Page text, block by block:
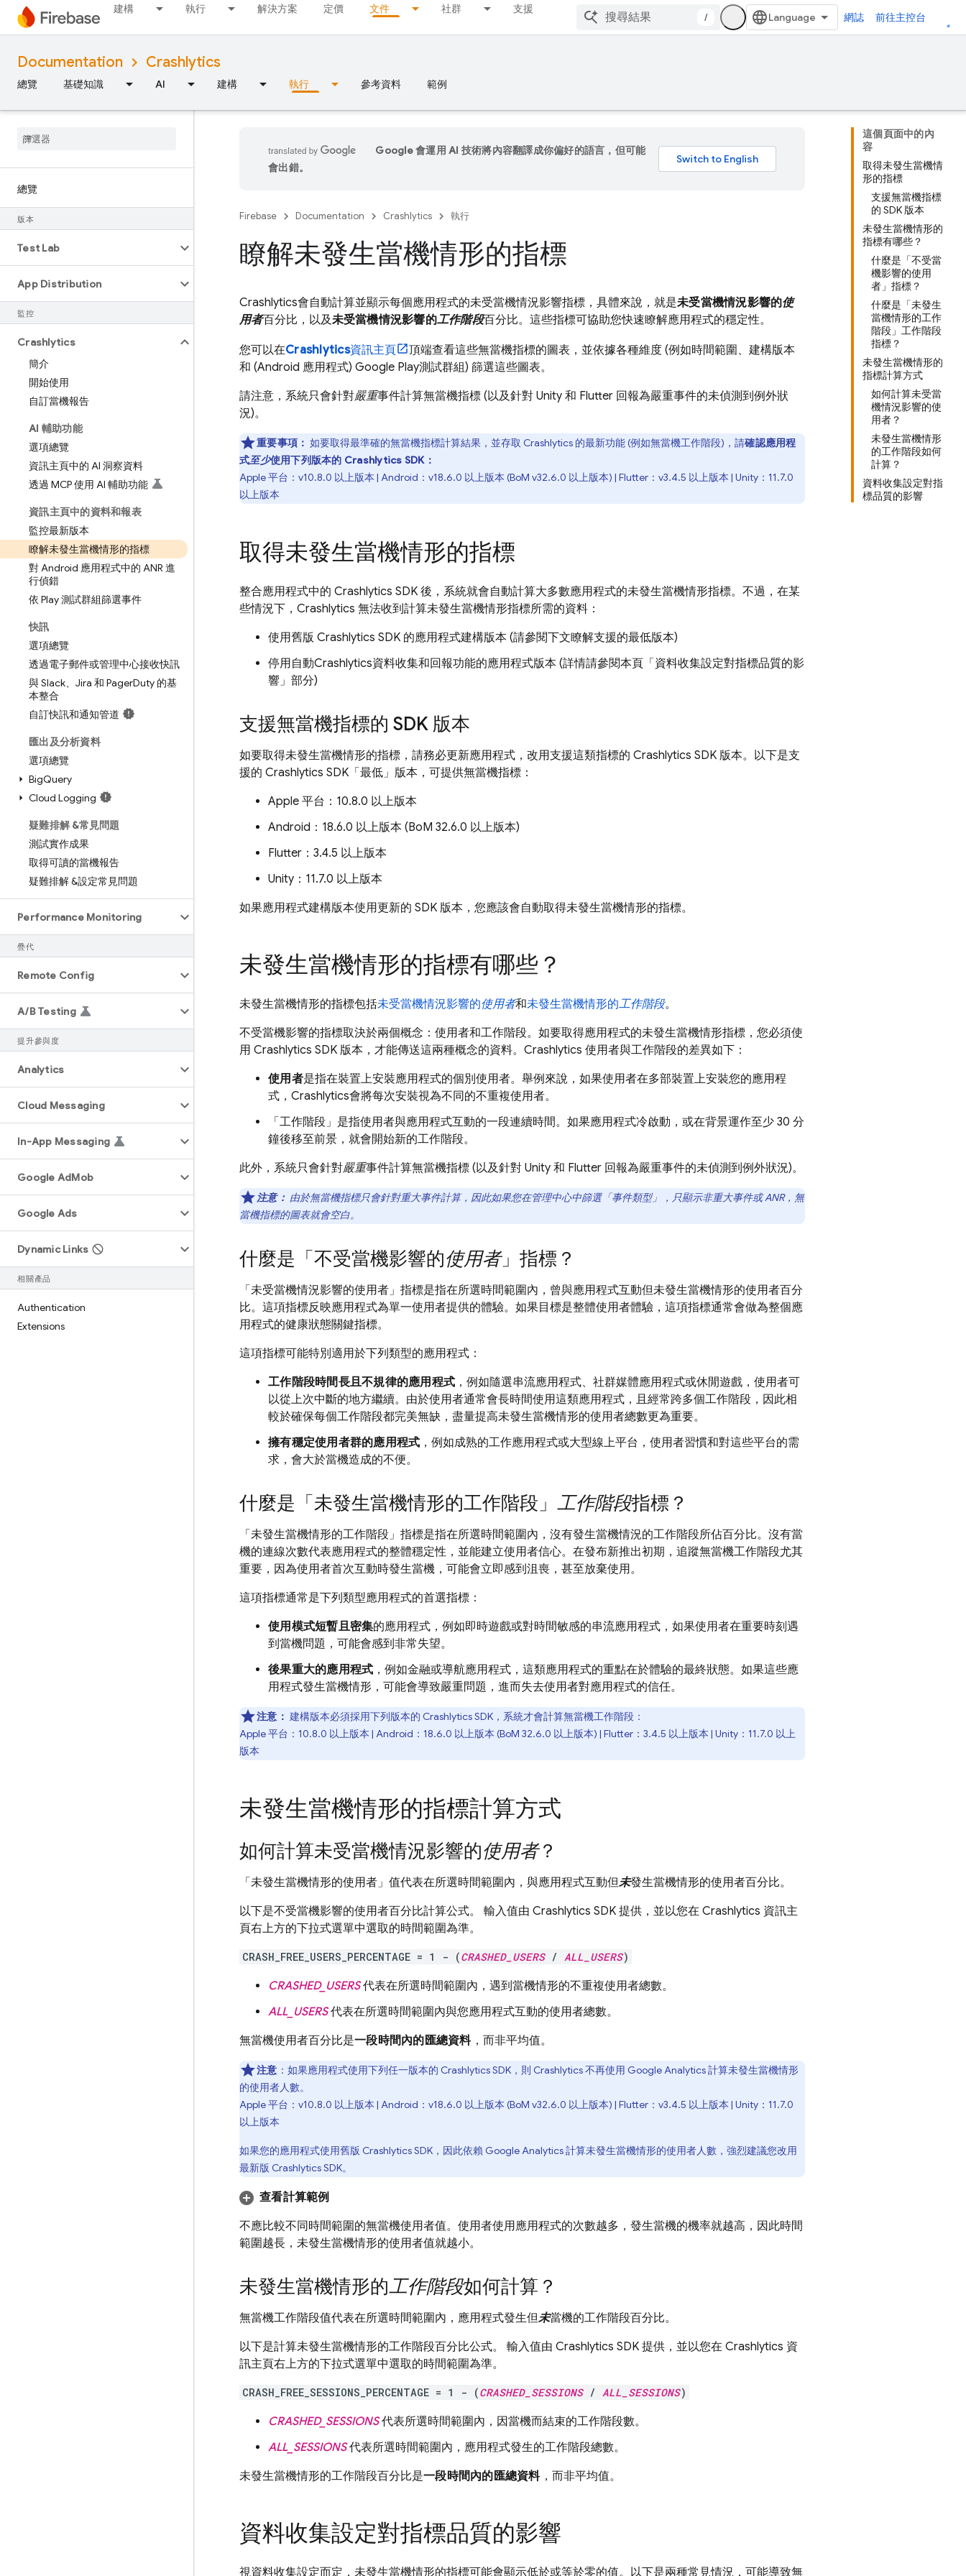
建構 執行 解決方案 定價 文件 社群 支援
/ 網誌 前往主控台
Documentation Crashlytics
總覽 基礎知識 AI 建構 執行 參考資料 範例
總覽
版本
Test Lab
App Distribution
監控
Crashlytics
簡介
開始使用
自訂當機報告
AI 輔助功能
選項總覽
資訊主頁中的 AI 洞察資料
透過 MCP 使用 AI 輔助功能
資訊主頁中的資料和報表
監控最新版本
瞭解未發生當機情形的指標
對 Android 應用程式中的 ANR 進
行偵錯
依 Play 測試群組篩選事件
快訊
選項總覽
透過電子郵件或管理中心接收快訊
與 Slack、Jira 和 PagerDuty 的基
本整合
自訂快訊和通知管道
匯出及分析資料
選項總覽
BigQuery
Cloud Logging
疑難排解 &常見問題
測試實作成果
取得可讀的當機報告
疑難排解 &設定常見問題
Performance Monitoring
疊代
Remote Config
A/B Testing
提升參與度
Analytics
Cloud Messaging
In-App Messaging
Google AdMob
Google Ads
Dynamic Links
相關產品
Authentication
Extensions
這個頁面中的內
容
取得未發生當機情
形的指標
支援無當機指標
的 SDK 版本
未發生當機情形的
指標有哪些？
什麼是「不受當
機影響的使用
者」指標？
什麼是「未發生
當機情形的工作
階段」工作階段
指標？
未發生當機情形的
指標計算方式
如何計算未受當
機情況影響的使
用者？
未發生當機情形
的工作階段如何
計算？
資料收集設定對指
標品質的影響
Google 會運用 AI 技術將內容翻譯成你偏好的語言，但可能
會出錯。
Firebase Documentation Crashlytics 執行
瞭解未發生當機情形的指標
Crashlytics會自動計算並顯示每個應用程式的未受當機情況影響指標，具體來說，就是未受當機情況影響的使
用者百分比，以及未受當機情況影響的工作階段百分比。這些指標可協助您快速瞭解應用程式的穩定性。
您可以在Crashlytics資訊主頁
頂端查看這些無當機指標的圖表，並依據各種維度 (例如時間範圍、建構版本
和 (Android 應用程式) Google Play測試群組) 篩選這些圖表。
請注意，系統只會針對嚴重事件計算無當機指標 (以及針對 Unity 和 Flutter 回報為嚴重事件的未偵測到例外狀
況)。
重要事項： 如要取得最準確的無當機指標計算結果，並存取 Crashlytics 的最新功能 (例如無當機工作階段)，請確認應用程
式至少使用下列版本的 Crashlytics SDK：
Apple 平台：v10.8.0 以上版本 | Android：v18.6.0 以上版本 (BoM v32.6.0 以上版本) | Flutter：v3.4.5 以上版本 | Unity：11.7.0
以上版本
取得未發生當機情形的指標
整合應用程式中的 Crashlytics SDK 後，系統就會自動計算大多數應用程式的未發生當機情形指標。不過，在某
些情況下， Crashlytics 無法收到計算未發生當機情形指標所需的資料：
使用舊版 Crashlytics SDK 的應用程式建構版本 (請參閱下文瞭解支援的最低版本)
停用自動Crashlytics資料收集和回報功能的應用程式版本 (詳情請參閱本頁「資料收集設定對指標品質的影
響」 部分)
支援無當機指標的 SDK 版本
如要取得未發生當機情形的指標，請務必更新應用程式，改用支援這類指標的 Crashlytics SDK 版本。以下是支
援的 Crashlytics SDK「最低」 版本，可提供無當機指標：
Apple 平台：10.8.0 以上版本
Android：18.6.0 以上版本 (BoM 32.6.0 以上版本)
Flutter：3.4.5 以上版本
Unity：11.7.0 以上版本
如果應用程式建構版本使用更新的 SDK 版本，您應該會自動取得未發生當機情形的指標。
未發生當機情形的指標有哪些？
未發生當機情形的指標包括未受當機情況影響的使用者和未發生當機情形的工作階段。
不受當機影響的指標取決於兩個概念：使用者和工作階段。如要取得應用程式的未發生當機情形指標，您必須使
用 Crashlytics SDK 版本，才能傳送這兩種概念的資料。 Crashlytics 使用者與工作階段的差異如下：
使用者是指在裝置上安裝應用程式的個別使用者。舉例來說，如果使用者在多部裝置上安裝您的應用程
式， Crashlytics會將每次安裝視為不同的不重複使用者。
「工作階段」 是指使用者與應用程式互動的一段連續時間。如果應用程式冷啟動，或在背景運作至少 30 分
鐘後移至前景，就會開始新的工作階段。
此外，系統只會針對嚴重事件計算無當機指標 (以及針對 Unity 和 Flutter 回報為嚴重事件的未偵測到例外狀況)。
注意： 由於無當機指標只會針對重大事件計算，因此如果您在管理中心中篩選「事件類型」，只顯示非重大事件或 ANR，無
當機指標的圖表就會空白。
什麼是「不受當機影響的使用者」指標？
「未受當機情況影響的使用者」 指標是指在所選時間範圍內，曾與應用程式互動但未發生當機情形的使用者百分
比。這項指標反映應用程式為單一使用者提供的體驗。如果目標是整體使用者體驗，這項指標通常會做為整個應
用程式的健康狀態關鍵指標。
這項指標可能特別適用於下列類型的應用程式：
工作階段時間長且不規律的應用程式 ，例如隨選串流應用程式、社群媒體應用程式或休閒遊戲，使用者可
以從上次中斷的地方繼續。由於使用者通常會長時間使用這類應用程式，且經常跨多個工作階段，因此相
較於確保每個工作階段都完美無缺，盡量提高未發生當機情形的使用者總數更為重要。
擁有穩定使用者群的應用程式 ，例如成熟的工作應用程式或大型線上平台，使用者習慣和對這些平台的需
求，會大於當機造成的不便。
什麼是「未發生當機情形的工作階段」 工作階段指標？
「未發生當機情形的工作階段」 指標是指在所選時間範圍內，沒有發生當機情況的工作階段所佔百分比。沒有當
機的連線次數代表應用程式的整體穩定性，並能建立使用者信心。在發布新推出初期，追蹤無當機工作階段尤其
重要，因為使用者首次互動時發生當機，可能會立即感到沮喪，甚至放棄使用。
這項指標通常是下列類型應用程式的首選指標：
使用模式短暫且密集的應用程式，例如即時遊戲或對時間敏感的串流應用程式，如果使用者在重要時刻遇
到當機問題，可能會感到非常失望。
後果重大的應用程式 ，例如金融或導航應用程式，這類應用程式的重點在於體驗的最終狀態。如果這些應
用程式發生當機情形，可能會導致嚴重問題，進而失去使用者對應用程式的信任。
注意： 建構版本必須採用下列版本的 CrashlyticsSDK，系統才會計算無當機工作階段：
Apple 平台：10.8.0 以上版本 | Android：18.6.0 以上版本 (BoM 32.6.0 以上版本) | Flutter：3.4.5 以上版本 | Unity：11.7.0 以上
版本
未發生當機情形的指標計算方式
如何計算未受當機情況影響的使用者？
「未發生當機情形的使用者」值代表在所選時間範圍內，與應用程式互動但未發生當機情形的使用者百分比。
以下是不受當機影響的使用者百分比計算公式。 輸入值由 Crashlytics SDK 提供，並以您在 Crashlytics 資訊主
頁右上方的下拉式選單中選取的時間範圍為準。
CRASH_FREE_USERS_PERCENTAGE = 1 - (CRASHED_USERS/ ALL_USERS)
CRASHED_USERS代表在所選時間範圍內，遇到當機情形的不重複使用者總數。
ALL_USERS代表在所選時間範圍內與您應用程式互動的使用者總數。
無當機使用者百分比是一段時間內的匯總資料，而非平均值。
注意 ：如果應用程式使用下列任一版本的 CrashlyticsSDK，則 Crashlytics不再使用 Google Analytics計算未發生當機情形
的使用者人數。
Apple 平台：v10.8.0 以上版本 | Android：v18.6.0 以上版本 (BoM v32.6.0 以上版本) | Flutter：v3.4.5 以上版本 | Unity：11.7.0
以上版本
如果您的應用程式使用舊版 CrashlyticsSDK，因此依賴 Google Analytics計算未發生當機情形的使用者人數，強烈建議您改用
最新版 CrashlyticsSDK。
查看計算範例
不應比較不同時間範圍的無當機使用者值。使用者使用應用程式的次數越多，發生當機的機率就越高，因此時間
範圍越長，未發生當機情形的使用者值就越小。
未發生當機情形的工作階段如何計算？
無當機工作階段值代表在所選時間範圍內，應用程式發生但未當機的工作階段百分比。
以下是計算未發生當機情形的工作階段百分比公式。 輸入值由 Crashlytics SDK 提供，並以您在 Crashlytics 資
訊主頁右上方的下拉式選單中選取的時間範圍為準。
CRASH_FREE_SESSIONS_PERCENTAGE = 1 - (CRASHED_SESSIONS/ ALL_SESSIONS)
CRASHED_SESSIONS代表所選時間範圍內，因當機而結束的工作階段數。
ALL_SESSIONS代表所選時間範圍內，應用程式發生的工作階段總數。
未發生當機情形的工作階段百分比是一段時間內的匯總資料，而非平均值。
資料收集設定對指標品質的影響
視資料收集設定而定，未發生當機情形的指標可能會顯示低於或等於零的值。以下是兩種常見情況，可能導致無